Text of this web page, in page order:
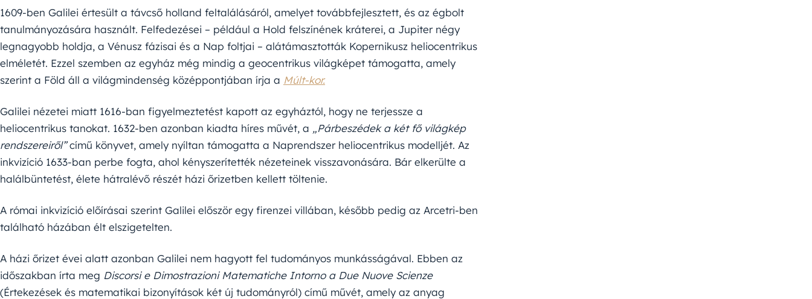
1609-ben Galilei értesült a távcső holland feltalálásáról, amelyet továbbfejlesztett, és az égbolt
tanulmányozására használt. Felfedezései – például a Hold felszínének kráterei, a Jupiter négy
legnagyobb holdja, a Vénusz fázisai és a Nap foltjai – alátámasztották Kopernikusz heliocentrikus
elméletét. Ezzel szemben az egyház még mindig a geocentrikus világképet támogatta, amely
szerint a Föld áll a világmindenség középpontjában írja a Múlt-kor.
Galilei nézetei miatt 1616-ban figyelmeztetést kapott az egyháztól, hogy ne terjessze a
heliocentrikus tanokat. 1632-ben azonban kiadta híres művét, a „Párbeszédek a két fő világkép
rendszereiről”című könyvet, amely nyíltan támogatta a Naprendszer heliocentrikus modelljét. Az
inkvizíció 1633-ban perbe fogta, ahol kényszerítették nézeteinek visszavonására. Bár elkerülte a
halálbüntetést, élete hátralévő részét házi őrizetben kellett töltenie.
A római inkvizíció előírásai szerint Galilei először egy firenzei villában, később pedig az Arcetri-ben
található házában élt elszigetelten.
A házi őrizet évei alatt azonban Galilei nem hagyott fel tudományos munkásságával. Ebben az
időszakban írta meg Discorsi e Dimostrazioni Matematiche Intorno a Due Nuove Scienze
(Értekezések és matematikai bizonyítások két új tudományról) című művét, amely az anyag